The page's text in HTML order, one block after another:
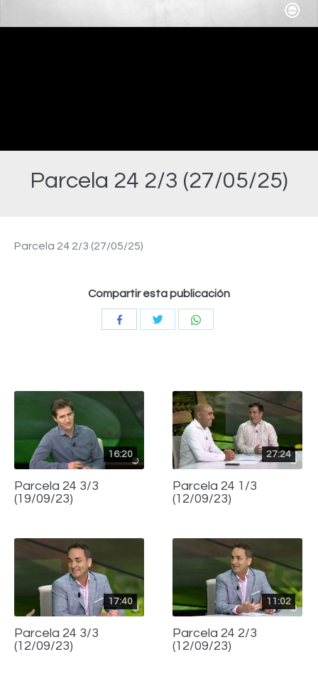
Parcela 24 2/3 (27/05/25)
Video
Parcela 24 2/3 (27/05/25)
Compartir esta publicación
CompartirCompartir
16:20
Parcela 24 3/3
(19/09/23)
27:24
Parcela 24 1/3
(12/09/23)
17:40
Parcela 24 3/3
(12/09/23)
11:02
Parcela 24 2/3
(12/09/23)